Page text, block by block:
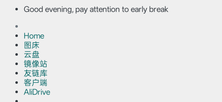
Good evening, pay attention to early break
Home
图床
云盘
镜像站
友链库
客户端
AliDrive